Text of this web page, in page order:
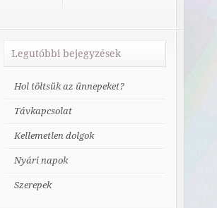
Legutóbbi bejegyzések
Hol töltsük az ünnepeket?
Távkapcsolat
Kellemetlen dolgok
Nyári napok
Szerepek